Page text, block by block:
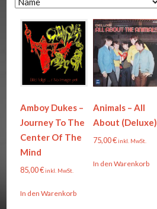
Amboy Dukes –
Journey To The
Center Of The
Mind
85,00€inkl. MwSt.
In den Warenkorb
Animals – All
About (Deluxe)
75,00€inkl. MwSt.
In den Warenkorb